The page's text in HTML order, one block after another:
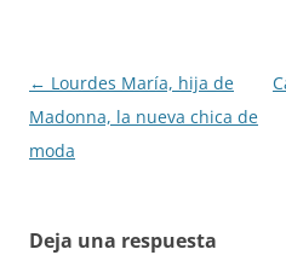
Navegación
de
entradas
← Lourdes María, hija de
Madonna, la nueva chica de
moda
Deja una respuesta